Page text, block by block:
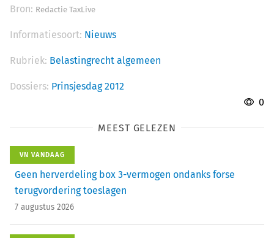
Bron: Redactie TaxLive
Informatiesoort: Nieuws
Rubriek: Belastingrecht algemeen
Dossiers: Prinsjesdag 2012
0
MEEST GELEZEN
VN VANDAAG
Geen herverdeling box 3-vermogen ondanks forse
terugvordering toeslagen
7 augustus 2026